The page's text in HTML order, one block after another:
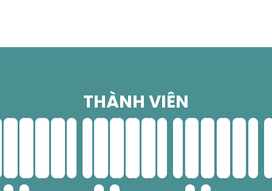
THÀNH VIÊN